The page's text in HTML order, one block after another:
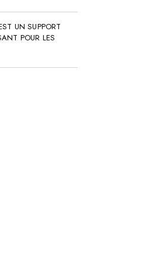
UN SUPPORT
POUR LES